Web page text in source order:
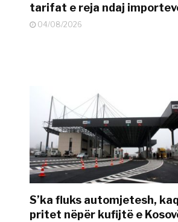
tarifat e reja ndaj
04/08/2026
S’ka fluks automjetesh,
pritet nëpër kufijtë e